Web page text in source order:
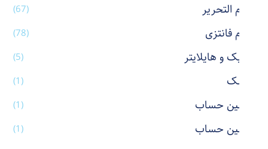
لوازم التحریر (67)
لوازم فانتزی (78)
ماژیک و هایلایتر (5)
ماسک (1)
ماشین حساب (1)
ماشین حساب (1)